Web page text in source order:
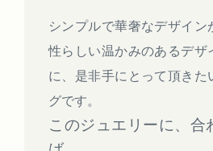
シンプルで華奢なデザイン
性らしい温かみのあるデザ
に、是非手にとって頂きた
グです。
このジュエリーに、合